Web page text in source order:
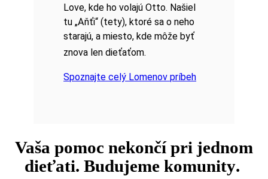
Love, kde ho volajú Otto. Našiel
tu „Aňťi“ (tety), ktoré sa o neho
starajú, a miesto, kde môže byť
znova len dieťaťom.
Spoznajte celý Lomenov príbeh
Vaša pomoc nekončí pri jednom
dieťati. Budujeme komunity.